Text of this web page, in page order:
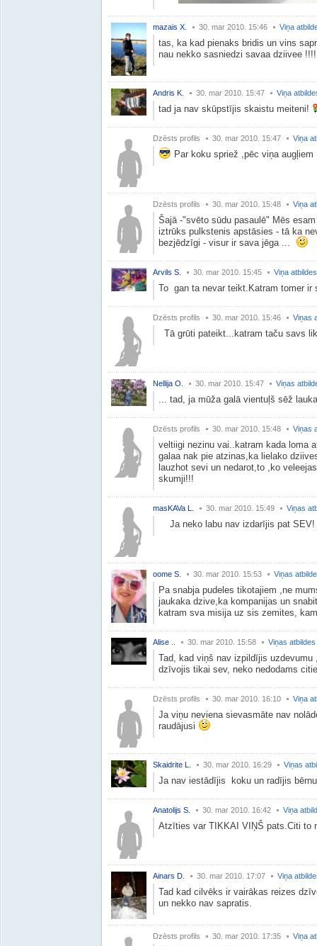
mazais X. 30. mar 2010. 15:46 Viņa
tas, ka kad pienaks bridis un vins
nau nekko sasniedzi savaa dziivee !!!!
Andris K. 30. mar 2010. 15:47 Viņa
tad ja nav skūpstījis skaistu meiteni!
Dzēsts profils 30. mar 2010. 15:47 Viņa
Par koku spriež ,pēc viņa
Dzēsts profils 30. mar 2010. 15:48 Viņa
Šajā -"svēto sūdu pasaulē" Mēs
iztrūks pulkstenis apstāsies - tā ka
bezjēdzīgi - visur ir sava jēga ...
Arvils S. 30. mar 2010. 15:45 Viņa atbildes
To gan ta nevar teikt.Katram tomer ir
Dzēsts profils 30. mar 2010. 15:46 Viņas
Tā grūti pateikt...katram taču savs
Nellija O. 30. mar 2010. 15:47 Viņas
... tad, ja mūža galā vientuļš sēž
Dzēsts profils 30. mar 2010. 15:48 Viņas
veltiigi nezinu vai..katram kada loma
galaa nak pie atzinas,ka lielako
lauzhot sevi un nedarot,to ,ko
skumji!!!
masKAVa L. 30. mar 2010. 15:49 Viņas
Ja neko labu nav izdarījis pat SEV!
oome S. 30. mar 2010. 15:53 Viņas
Pa snabja pudeles tikotajiem ,ne
jaukaka dzive,ka kompanijas un
katram sva misija uz sis zemites,
Alise .. 30. mar 2010. 15:58 Viņas atbildes
Tad, kad viņš nav izpildījis
dzīvojis tikai sev, neko nedodams
Dzēsts profils 30. mar 2010. 16:10 Viņa
Ja viņu neviena sievasmāte nav
raudājusi
Skaidrite L. 30. mar 2010. 16:29 Viņas
Ja nav iestādījis koku un radījis
Anatolijs S. 30. mar 2010. 16:42 Viņa
Atzīties var TIKKAI VIŅŠ pats.Citi to
Ainars D. 30. mar 2010. 17:07 Viņa
Tad kad cilvēks ir vairākas reizes
un nekko nav sapratis.
Dzēsts profils 30. mar 2010. 17:35 Viņa